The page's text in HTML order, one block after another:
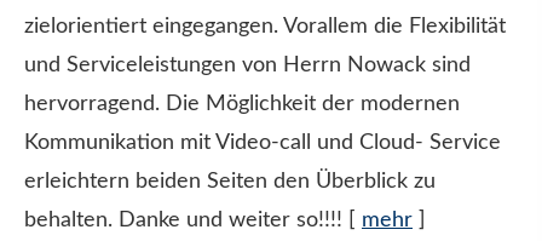
zielorientiert eingegangen. Vorallem die Flexibilität
und Serviceleistungen von Herrn Nowack sind
hervorragend. Die Möglichkeit der modernen
Kommunikation mit Video-call und Cloud- Service
erleichtern beiden Seiten den Überblick zu
behalten. Danke und weiter so!!!!
mehr